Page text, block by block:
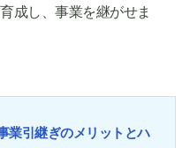
成し、事業を継がせま
業引継ぎのメリットとハ